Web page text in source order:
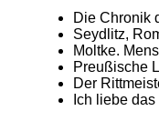
Die Chronik
Seydlitz,
Moltke.
Preußische
Der
Ich liebe